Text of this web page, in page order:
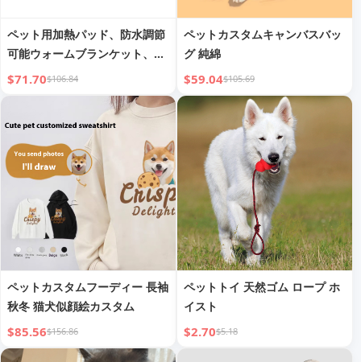
ペット用加熱パッド、防水調節
可能ウォームブランケット、ア
ンチバイトスチールロープボッ
クス付き
$71.70$106.84
ペットカスタムキャンバスバッ
グ 純綿
$59.04$105.69
ペットカスタムフーディー 長袖
秋冬 猫犬似顔絵カスタム
$85.56$156.86
ペットトイ 天然ゴム ロープ ホ
イスト
$2.70$5.18